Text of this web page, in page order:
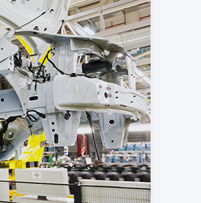
обеспечить
процесса.